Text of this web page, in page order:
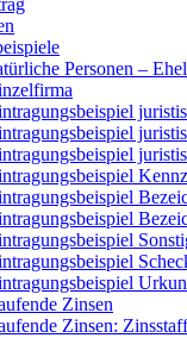
Personen –
Zinsen
Zinsen: